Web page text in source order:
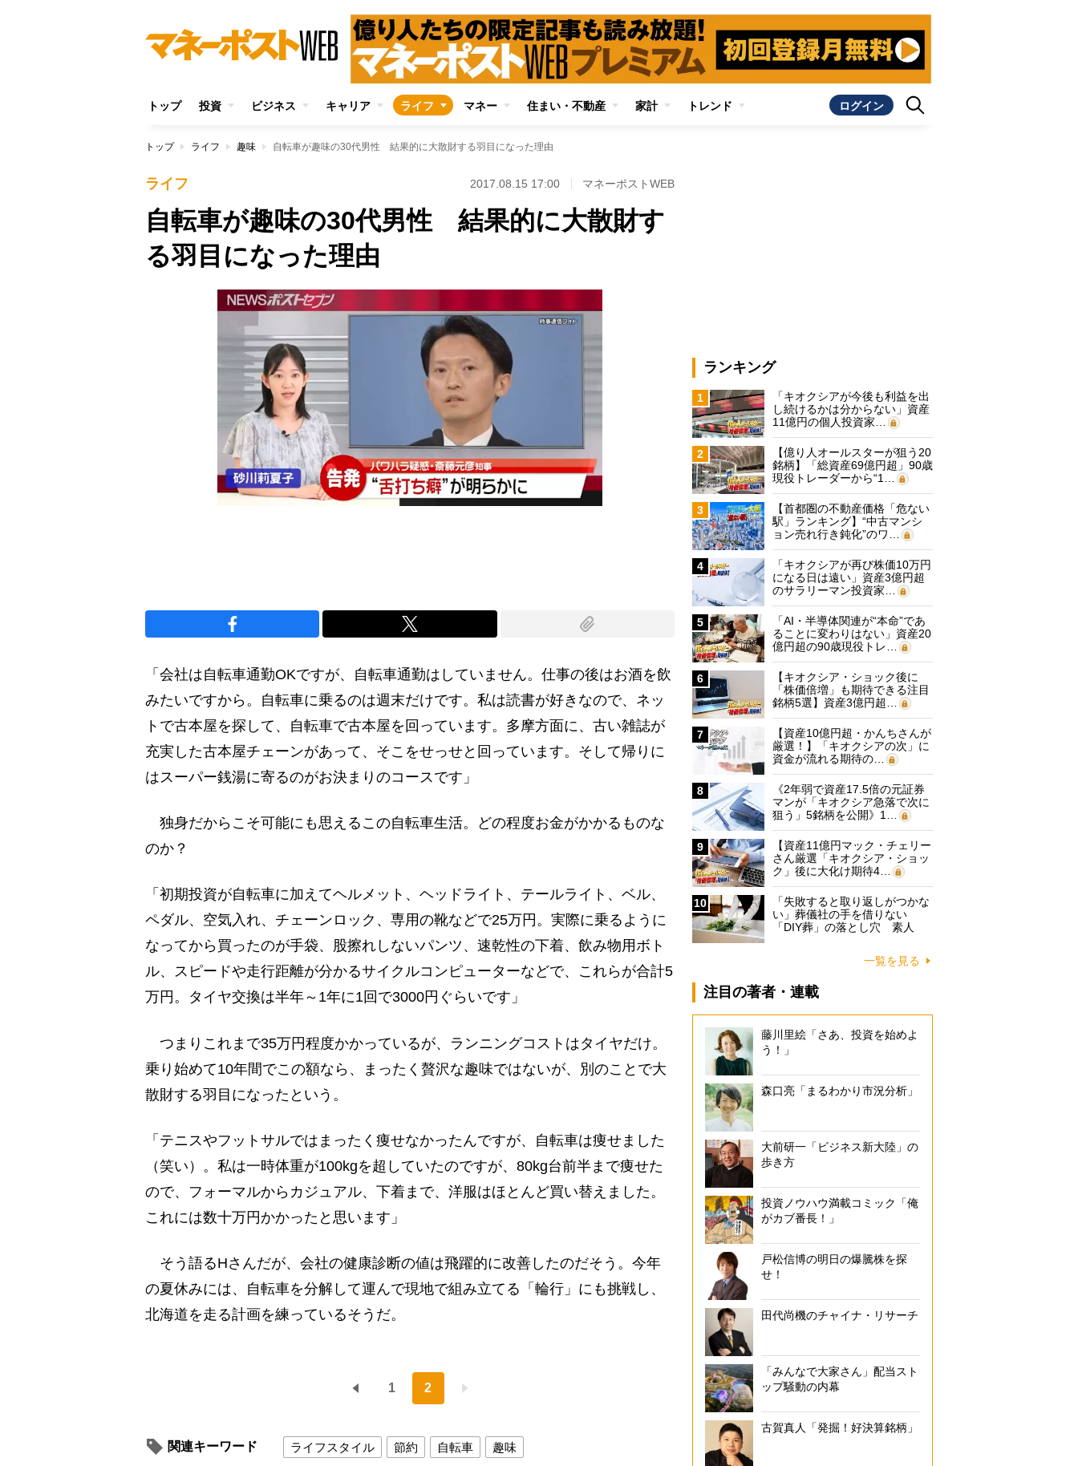
トップ 投資 ビジネス キャリア ライフ マネー 住まい・不動産 家計 トレンド ログイン
トップ ライフ 趣味 自転車が趣味の30代男性 結果的に大散財する羽目になった理由
ライフ 2017.08.15 17:00 マネーポストWEB
自転車が趣味の30代男性 結果的に大散財す
る羽目になった理由
「会社は自転車通勤OKですが、自転車通勤はしていません。仕事の後はお酒を飲
みたいですから。自転車に乗るのは週末だけです。私は読書が好きなので、ネッ
トで古本屋を探して、自転車で古本屋を回っています。多摩方面に、古い雑誌が
充実した古本屋チェーンがあって、そこをせっせと回っています。そして帰りに
はスーパー銭湯に寄るのがお決まりのコースです」
独身だからこそ可能にも思えるこの自転車生活。どの程度お金がかかるものな
のか？
「初期投資が自転車に加えてヘルメット、ヘッドライト、テールライト、ベル、
ペダル、空気入れ、チェーンロック、専用の靴などで25万円。実際に乗るように
なってから買ったのが手袋、股擦れしないパンツ、速乾性の下着、飲み物用ボト
ル、スピードや走行距離が分かるサイクルコンピューターなどで、これらが合計5
万円。タイヤ交換は半年～1年に1回で3000円ぐらいです」
つまりこれまで35万円程度かかっているが、ランニングコストはタイヤだけ。
乗り始めて10年間でこの額なら、まったく贅沢な趣味ではないが、別のことで大
散財する羽目になったという。
「テニスやフットサルではまったく痩せなかったんですが、自転車は痩せました
（笑い）。私は一時体重が100kgを超していたのですが、80kg台前半まで痩せた
ので、フォーマルからカジュアル、下着まで、洋服はほとんど買い替えました。
これには数十万円かかったと思います」
そう語るHさんだが、会社の健康診断の値は飛躍的に改善したのだそう。今年
の夏休みには、自転車を分解して運んで現地で組み立てる「輪行」にも挑戦し、
北海道を走る計画を練っているそうだ。
1 2
関連キーワード ライフスタイル 節約 自転車 趣味
ランキング
1
「キオクシアが今後も利益を出
し続けるかは分からない」資産
11億円の個人投資家…
2
【億り人オールスターが狙う20
銘柄】「総資産69億円超」90歳
現役トレーダーから“1…
3
【首都圏の不動産価格「危ない
駅」ランキング】“中古マンシ
ョン売れ行き鈍化”のワ…
4
「キオクシアが再び株価10万円
になる日は遠い」資産3億円超
のサラリーマン投資家…
5
「AI・半導体関連が“本命”であ
ることに変わりはない」資産20
億円超の90歳現役トレ…
6
【キオクシア・ショック後に
「株価倍増」も期待できる注目
銘柄5選】資産3億円超…
7
【資産10億円超・かんちさんが
厳選！】「キオクシアの次」に
資金が流れる期待の…
8
《2年弱で資産17.5倍の元証券
マンが「キオクシア急落で次に
狙う」5銘柄を公開》1…
9
【資産11億円マック・チェリー
さん厳選「キオクシア・ショッ
ク」後に大化け期待4…
10
「失敗すると取り返しがつかな
い」葬儀社の手を借りない
「DIY葬」の落とし穴 素人
一覧を見る
注目の著者・連載
藤川里絵「さあ、投資を始めよ
う！」
森口亮「まるわかり市況分析」
大前研一「ビジネス新大陸」の
歩き方
投資ノウハウ満載コミック「俺
がカブ番長！」
戸松信博の明日の爆騰株を探
せ！
田代尚機のチャイナ・リサーチ
「みんなで大家さん」配当スト
ップ騒動の内幕
古賀真人「発掘！好決算銘柄」